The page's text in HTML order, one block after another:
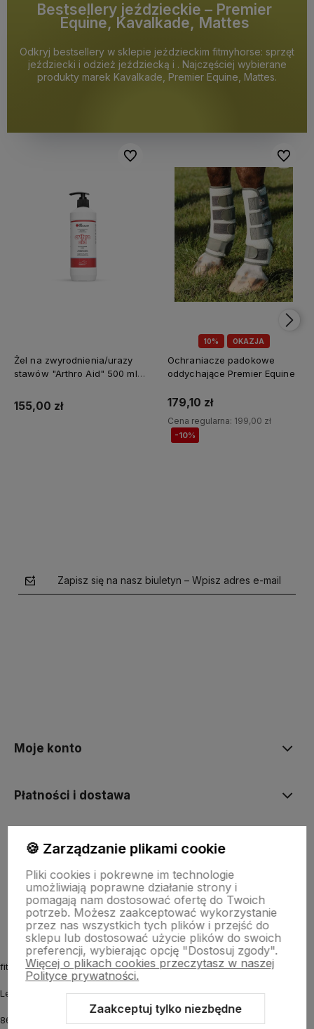
Bestsellery jeździeckie – Premier
Equine, Kavalkade, Mattes
Odkryj bestsellery w sklepie jeździeckim fitmyhorse: sprzęt
jeździecki i odzież jeździecką i . Najczęściej wybierane
produkty marek Kavalkade, Premier Equine, Mattes.
Żel na zwyrodnienia/urazy
stawów "Arthro Aid" 500 ml
155,00 zł
Do ulubionych
10% OKAZJA
Ochraniacze padokowe
oddychające Premier Equine
179,10 zł
Cena regularna: 199,00 zł
-10%
Do
Zapisz się na nasz biuletyn – Wpisz adres e-mail
Moje konto
Płatności i dostawa
Informacje
O nas
fitmyhorse.pl Sklep jeździecki
Letnia 12
86-031 Osielsko k. Bydgoszczy
🍪 Zarządzanie plikami cookie
Pliki cookies i pokrewne im technologie
umożliwiają poprawne działanie strony i
pomagają nam dostosować ofertę do Twoich
potrzeb. Możesz zaakceptować wykorzystanie
przez nas wszystkich tych plików i przejść do
sklepu lub dostosować użycie plików do swoich
preferencji, wybierając opcję "Dostosuj zgody".
Więcej o plikach cookies przeczytasz w naszej
Polityce prywatności.
Zaakceptuj tylko niezbędne